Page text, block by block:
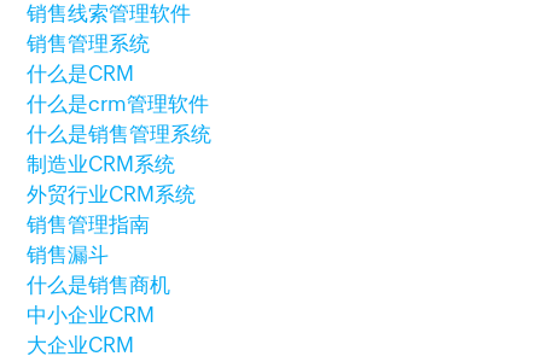
销售线索管理软件
销售管理系统
什么是CRM
什么是crm管理软件
什么是销售管理系统
制造业CRM系统
外贸行业CRM系统
销售管理指南
销售漏斗
什么是销售商机
中小企业CRM
大企业CRM